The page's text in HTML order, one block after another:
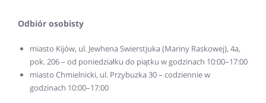
Odbiór osobisty
miasto Kijów, ul. Jewhena Swierstjuka (Mariny Raskowej), 4a,
pok. 206 – od poniedziałku do piątku w godzinach 10:00–17:00
miasto Chmielnicki, ul. Przybuzka 30 – codziennie w
godzinach 10:00–17:00